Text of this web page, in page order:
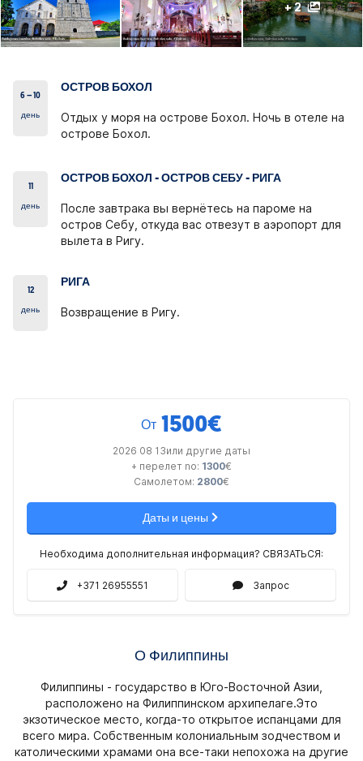
+ 2
6 – 10
день
ОСТРОВ БОХОЛ
Отдых у моря на острове Бохол. Ночь в отеле на
острове Бохол.
11
день
ОСТРОВ БОХОЛ - ОСТРОВ СЕБУ - РИГА
После завтрака вы вернётесь на пароме на
остров Себу, откуда вас отвезут в аэропорт для
вылета в Ригу.
12
день
РИГА
Возвращение в Ригу.
От 1500€
2026 08 13или другие даты
+ перелет no: 1300€
Самолетом: 2800€
Даты и цены
Необходима дополнительная информация? СВЯЗАТЬСЯ:
+371 26955551 Запрос
О Филиппины
Филиппины - государство в Юго-Восточной Азии,
расположено на Филиппинском архипелаге.Это
экзотическое место, когда-то открытое испанцами для
всего мира. Собственным колониальным зодчеством и
католическими храмами она все-таки непохожа на другие